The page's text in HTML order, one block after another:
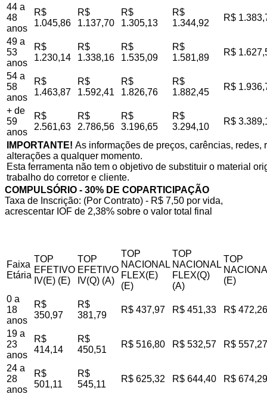
44 a
48
anos
R$
1.045,86
R$
1.137,70
R$
1.305,13
R$
1.344,92
R$
49 a
53
anos
R$
1.230,14
R$
1.338,16
R$
1.535,09
R$
1.581,89
R$
54 a
58
anos
R$
1.463,87
R$
1.592,41
R$
1.826,76
R$
1.882,45
R$
+ de
59
anos
R$
2.561,63
R$
2.786,56
R$
3.196,65
R$
3.294,10
R$
IMPORTANTE! As informações de preços, carências,
alterações a qualquer momento.
Esta ferramenta não tem o objetivo de substituir o material
trabalho do corretor e cliente.
COMPULSÓRIO - 30% DE COPARTICIPAÇÃO
Taxa de Inscrição: (Por Contrato) - R$ 7,50 por vida,
acrescentar IOF de 2,38% sobre o valor total final
Faixa
Etária
TOP
EFETIVO
IV(E) (E)
TOP
EFETIVO
IV(Q) (A)
TOP
NACIONAL
FLEX(E)
(E)
TOP
NACIONAL
FLEX(Q)
(A)
TOP
(E)
0 a
18
anos
R$
350,97
R$
381,79
R$ 437,97 R$ 451,33 R$ 472,26
19 a
23
anos
R$
414,14
R$
450,51
R$ 516,80 R$ 532,57 R$ 557,27
24 a
28
anos
R$
501,11
R$
545,11
R$ 625,32 R$ 644,40 R$ 674,29